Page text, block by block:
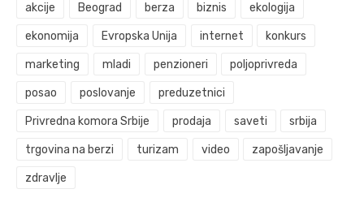
akcije Beograd berza biznis ekologija
ekonomija Evropska Unija internet konkurs
marketing mladi penzioneri poljoprivreda
posao poslovanje preduzetnici
Privredna komora Srbije prodaja saveti srbija
trgovina na berzi turizam video zapošljavanje
zdravlje